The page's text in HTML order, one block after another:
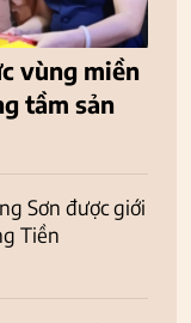
vùng miền
tầm sản
Sơn được giới
Tiền